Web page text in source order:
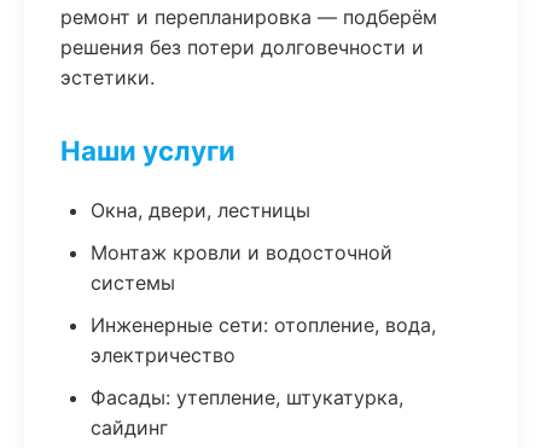
ремонт и перепланировка — подберём
решения без потери долговечности и
эстетики.
Наши услуги
Окна, двери, лестницы
Монтаж кровли и водосточной
системы
Инженерные сети: отопление, вода,
электричество
Фасады: утепление, штукатурка,
сайдинг